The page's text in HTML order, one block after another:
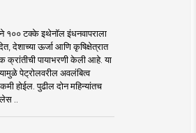
१०० टक्के इथेनॉल इंधनवापराला
देशाच्या ऊर्जा आणि कृषिक्षेत्रात
क्रांतीची पायाभरणी केली आहे. या
पेट्रोलवरील अवलंबित्व
कमी होईल. पुढील दोन महिन्यांतच
..